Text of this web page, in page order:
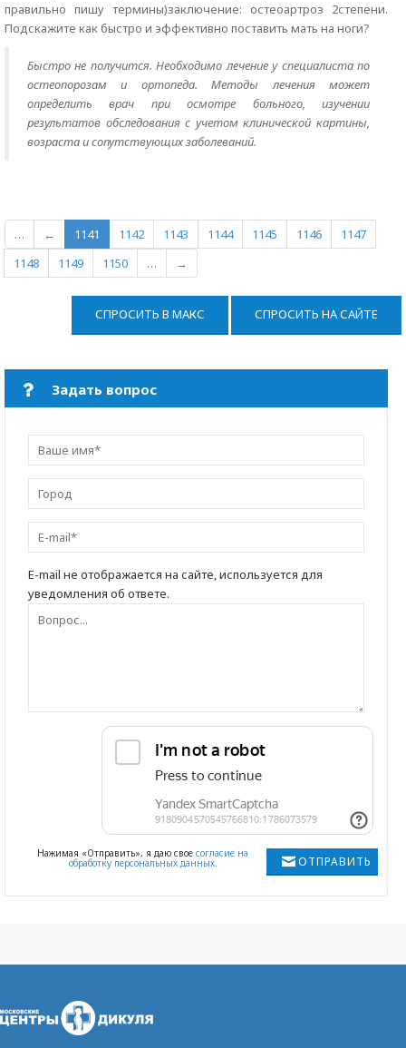
правильно пишу термины)заключение: остеоартроз 2степени.
Подскажите как быстро и эффективно поставить мать на ноги?
Быстро не получится. Необходимо лечение у специалиста по
остеопорозам и ортопеда. Методы лечения может
определить врач при осмотре больного, изучении
результатов обследования с учетом клинической картины,
возраста и сопутствующих заболеваний.
… ← 1141 1142 1143 1144 1145 1146
1147
1148
1149 1150 … →
СПРОСИТЬ В МАКС СПРОСИТЬ НА САЙТЕ
Задать вопрос
E-mail не отображается на сайте, используется для
уведомления об ответе.
ОТПРАВИТЬ
Нажимая «Отправить», я даю свое согласие на
обработку персональных данных.